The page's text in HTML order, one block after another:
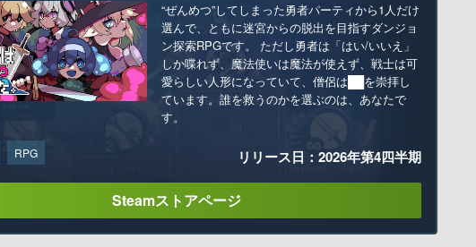
“ぜんめつ”してしまった勇者パーティから1人だけ
選んで、ともに迷宮からの脱出を目指すダンジョ
ン探索RPGです。 ただし勇者は「はい/いいえ」
しか喋れず、魔法使いは魔法が使えず、戦士は可
愛らしい人形になっていて、僧侶は██を崇拝し
ています。誰を救うのかを選ぶのは、あなたで
す。
RPG リリース日：2026年第4四半期
Steamストアページ